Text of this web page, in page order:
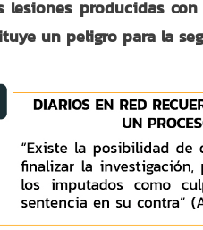
lesiones producidas
un peligro para la